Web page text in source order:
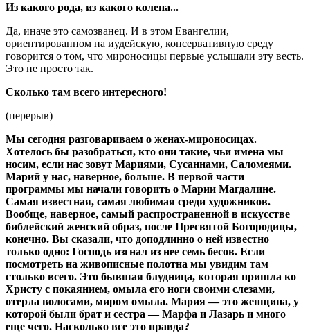
Из какого рода, из какого колена...
Да, иначе это самозванец. И в этом Евангелии,
ориентированном на иудейскую, консервативную среду
говорится о том, что мироносицы первые услышали эту весть.
Это не просто так.
Сколько там всего интересного!
(перерыв)
Мы сегодня разговариваем о женах-мироносицах.
Хотелось бы разобраться, кто они такие, чьи имена мы
носим, если нас зовут Мариями, Сусаннами, Саломеями.
Марий у нас, наверное, больше. В первой части
программы мы начали говорить о Марии Магдалине.
Самая известная, самая любимая среди художников.
Вообще, наверное, самый распространенной в искусстве
библейский женский образ, после Пресвятой Богородицы,
конечно. Вы сказали, что доподлинно о ней известно
только одно: Господь изгнал из нее семь бесов. Если
посмотреть на живописные полотна мы увидим там
столько всего. Это бывшая блудница, которая пришла ко
Христу с покаянием, омыла его ноги своими слезами,
отерла волосами, миром омыла. Мария — это женщина, у
которой были брат и сестра — Марфа и Лазарь и много
еще чего. Насколько все это правда?